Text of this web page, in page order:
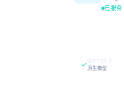
已服务
Gemini 3
原生模型